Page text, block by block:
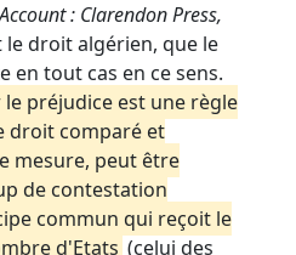
: Clarendon Press,
le droit algérien, que le
tout cas en ce sens.
préjudice est une règle
droit comparé et
mesure, peut être
de contestation
commun qui reçoit le
d'Etats (celui des